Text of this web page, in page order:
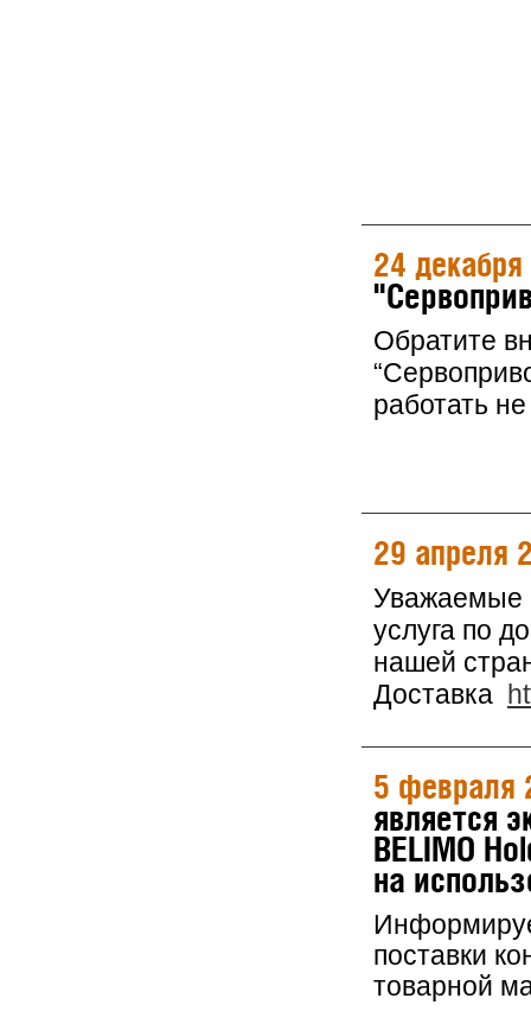
24
Обратите
работать не
29 апреля
Уважаемые
услуга по
нашей
Доставка
5 февраля
является
BELIMO
на
поставки
товарной